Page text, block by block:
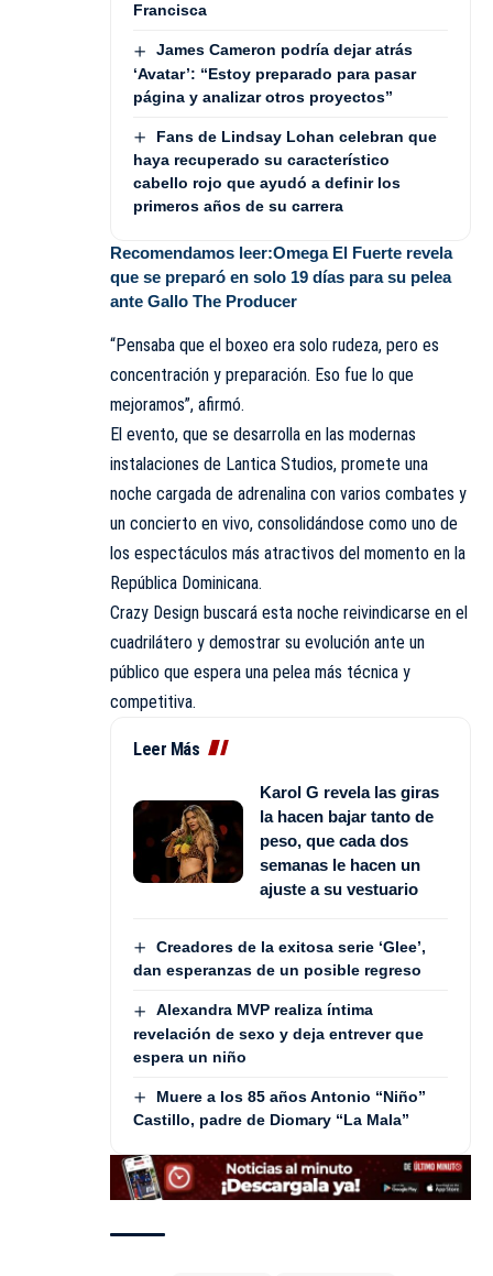
Francisca
James Cameron podría dejar atrás
‘Avatar’: “Estoy preparado para pasar
página y analizar otros proyectos”
Fans de Lindsay Lohan celebran que
haya recuperado su característico
cabello rojo que ayudó a definir los
primeros años de su carrera
Recomendamos leer:Omega El Fuerte revela
que se preparó en solo 19 días para su pelea
ante Gallo The Producer
“Pensaba que el boxeo era solo rudeza, pero es
concentración y preparación. Eso fue lo que
mejoramos”, afirmó.
El evento, que se desarrolla en las modernas
instalaciones de Lantica Studios, promete una
noche cargada de adrenalina con varios combates y
un concierto en vivo, consolidándose como uno de
los espectáculos más atractivos del momento en la
República Dominicana.
Crazy Design buscará esta noche reivindicarse en el
cuadrilátero y demostrar su evolución ante un
público que espera una pelea más técnica y
competitiva.
Leer Más
Karol G revela las giras
la hacen bajar tanto de
peso, que cada dos
semanas le hacen un
ajuste a su vestuario
Creadores de la exitosa serie ‘Glee’,
dan esperanzas de un posible regreso
Alexandra MVP realiza íntima
revelación de sexo y deja entrever que
espera un niño
Muere a los 85 años Antonio “Niño”
Castillo, padre de Diomary “La Mala”